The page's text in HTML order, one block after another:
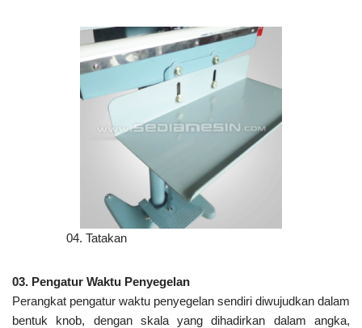
04. Tatakan
03. Pengatur Waktu Penyegelan
Perangkat pengatur waktu penyegelan sendiri diwujudkan dalam
bentuk knob, dengan skala yang dihadirkan dalam angka,